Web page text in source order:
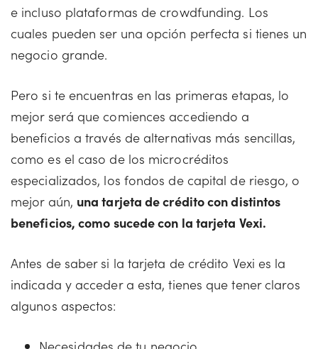
e incluso plataformas de crowdfunding. Los
cuales pueden ser una opción perfecta si tienes un
negocio grande.
Pero si te encuentras en las primeras etapas, lo
mejor será que comiences accediendo a
beneficios a través de alternativas más sencillas,
como es el caso de los microcréditos
especializados, los fondos de capital de riesgo, o
mejor aún, una tarjeta de crédito con distintos
beneficios, como sucede con la tarjeta Vexi.
Antes de saber si la tarjeta de crédito Vexi es la
indicada y acceder a esta, tienes que tener claros
algunos aspectos: